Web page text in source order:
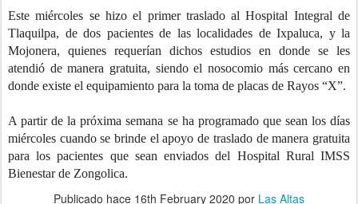
Este miércoles se hizo el primer traslado al Hospital Integral de
Tlaquilpa, de dos pacientes de las localidades de Ixpaluca, y la
Mojonera, quienes requerían dichos estudios en donde se les
atendió de manera gratuita, siendo el nosocomio más cercano en
donde existe el equipamiento para la toma de placas de Rayos “X”.
A partir de la próxima semana se ha programado que sean los días
miércoles cuando se brinde el apoyo de traslado de manera gratuita
para los pacientes que sean enviados del Hospital Rural IMSS
Bienestar de Zongolica.
Publicado hace 16th February 2020 por Las Altas